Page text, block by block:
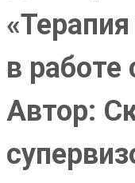
в работе
Автор: